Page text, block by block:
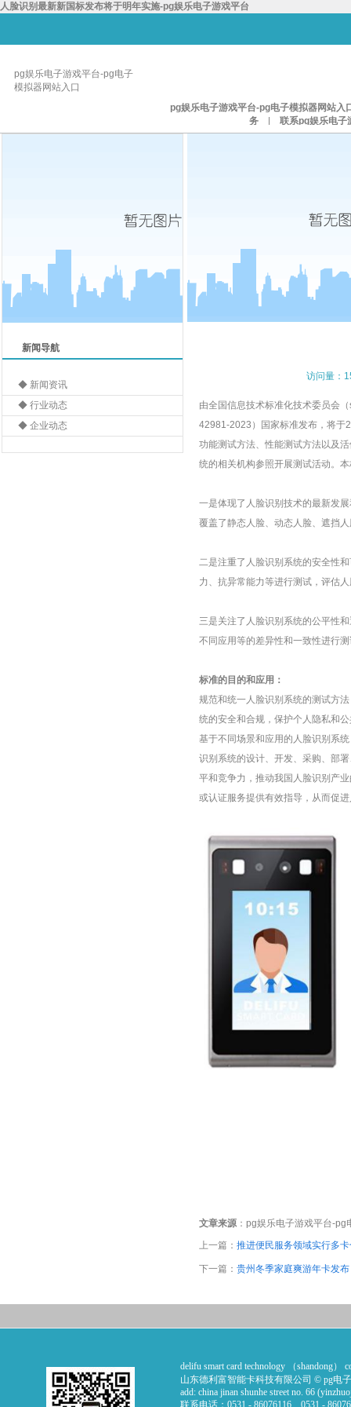
人脸识别最新新国标发布将于明年实施-pg娱乐电子游戏平台
pg娱乐电子游戏平台-pg电子模拟器网站入
务
联系pg娱乐电子
pg娱乐电子游戏平台-pg电子
模拟器网站入口
新闻导航
◆ 新闻资讯
◆ 行业动态
◆ 企业动态
访问量
由全国信息技术标准化技术委员会
42981-2023）国家标准发布，将于
功能测试方法、性能测试方法以及
统的相关机构参照开展测试活动。
一是体现了 人脸识别 技术的最新发
覆盖了静态人脸、动态人脸、遮挡
二是注重了人脸识别系统的安全性
力、抗异常能力等进行测试，评估
三是关注了人脸识别系统的公平性
不同应用等的差异性和一致性进行
标准的目的和应用：
规范和统一人脸识别系统的测试方
统的安全和合规，保护个人隐私和
基于不同场景和应用的 人脸识别系统
识别系统的设计、开发、采购、部
平和竞争力，推动我国人脸识别产
或认证服务提供有效指导，从而促进
文章来源： pg娱乐电子游戏平台-pg
上一篇： 推进便民服务领域实行多
下一篇： 贵州冬季家庭爽游年卡发布
delifu smart card technology （shandong
山东德利富智能卡科技有限公司 © pg电
add: china jinan shunhe street no. 66
联系电话：0531 - 86076116 . 0531 -